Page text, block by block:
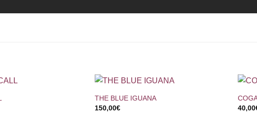
+
THE BLUE IGUANA
150,00€
+
40,00